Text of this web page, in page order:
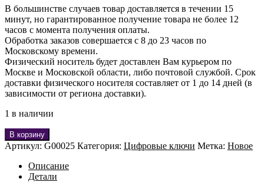
В большинстве случаев товар доставляется в течении 15
минут, но гарантированное получение товара не более 12
часов с момента получения оплаты.
Обработка заказов совершается с 8 до 23 часов по
Московскому времени.
Физический носитель будет доставлен Вам курьером по
Москве и Московской области, либо почтовой службой. Срок
доставки физического носителя составляет от 1 до 14 дней (в
зависимости от региона доставки).
1 в наличии
В корзину
Артикул: G00025 Категория: Цифровые ключи Метка: Новое
Описание
Детали